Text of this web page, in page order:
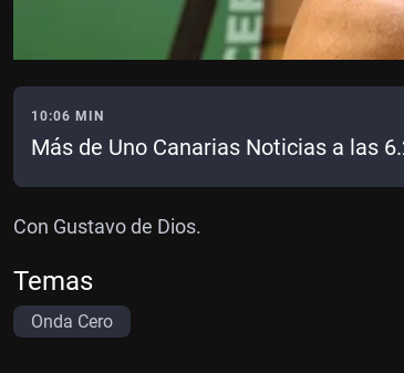
10:06 MIN
Más de Uno Canarias Noticias a las
Con Gustavo de Dios.
Temas
Onda Cero